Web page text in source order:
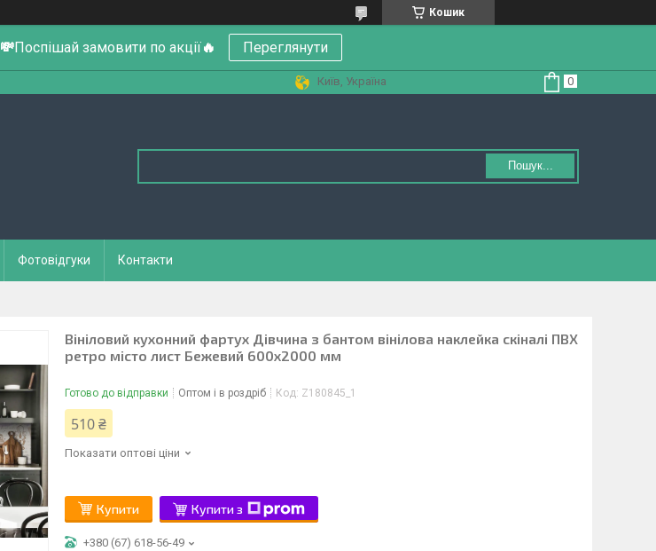
Кошик
💸Поспішай замовити по акції🔥 Переглянути
Київ, Україна
Пошук...
Фотовідгуки Контакти
Вініловий кухонний фартух Дівчина з бантом вінілова наклейка скіналі ПВХ
ретро місто лист Бежевий 600х2000 мм
Готово до відправки Оптом і в роздріб Код: Z180845_1
510 ₴
Показати оптові ціни
Купити Купити з
+380 (67) 618-56-49